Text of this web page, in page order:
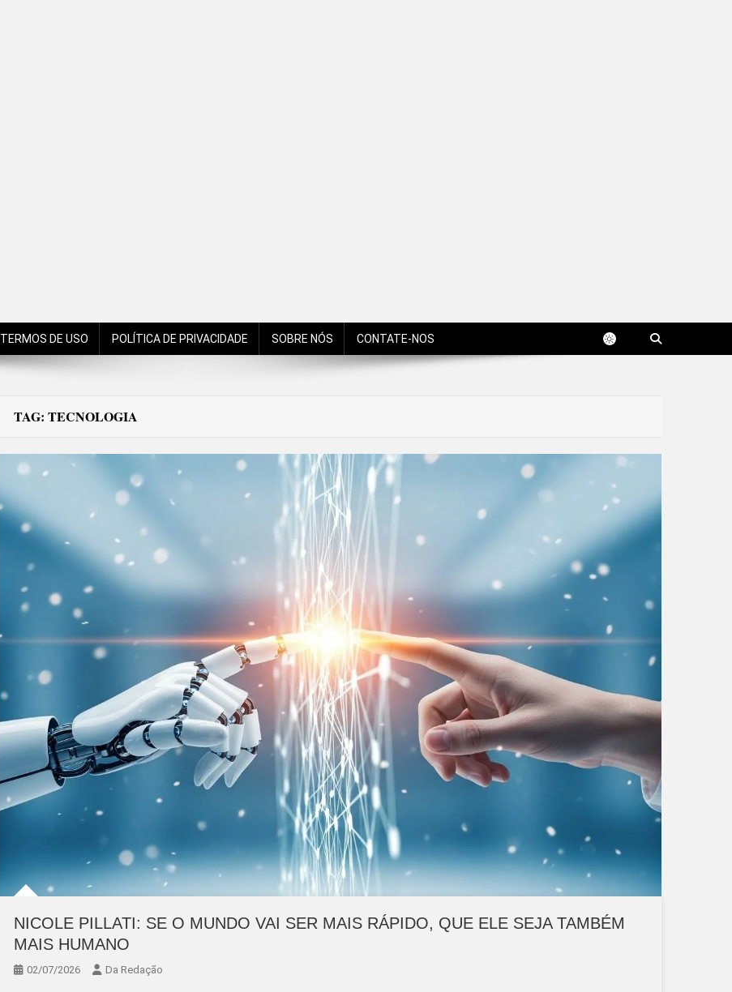
TERMOS DE USO POLÍTICA DE PRIVACIDADE SOBRE NÓS CONTATE-NOS
TAG: TECNOLOGIA
NICOLE PILLATI: SE O MUNDO VAI SER MAIS RÁPIDO, QUE ELE SEJA TAMBÉM
MAIS HUMANO
02/07/2026 Da Redação